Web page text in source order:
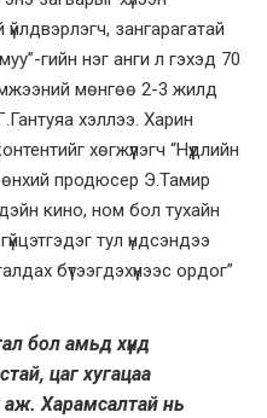
зангарагатай
гийн нэг анги л гэхэд 70
мөнгөө 2-3 жилд
Г.Гантуяа хэллээ. Харин
хөгжүүлэгч “Нүүдлийн
продюсер Э.Тамир
кино, ном бол тухайн
гүйцэтгэдэг тул үндсэндээ
бүтээгдэхүүнээс ордог”
бол амьд хүнд
цаг хугацаа
аж. Харамсалтай нь